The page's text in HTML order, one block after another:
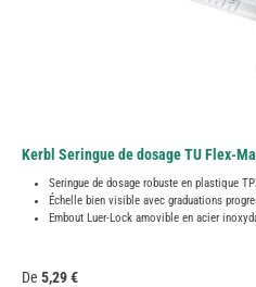
Kerbl Seringue de dosage TU Flex-
Seringue de dosage robuste en plastique
Échelle bien visible avec graduations
Embout Luer-Lock amovible en acier
Prix régulier :
De 5,29 €